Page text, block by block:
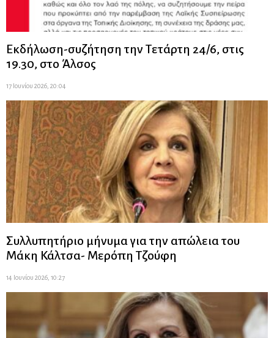
Εκδήλωση-συζήτηση την Τετάρτη 24/6, στις
19.30, στο Άλσος
17 Ιουνίου 2026, 20:04
Συλλυπητήριο μήνυμα για την απώλεια του
Μάκη Κάλτσα- Μερόπη Τζούφη
14 Ιουνίου 2026, 10:27